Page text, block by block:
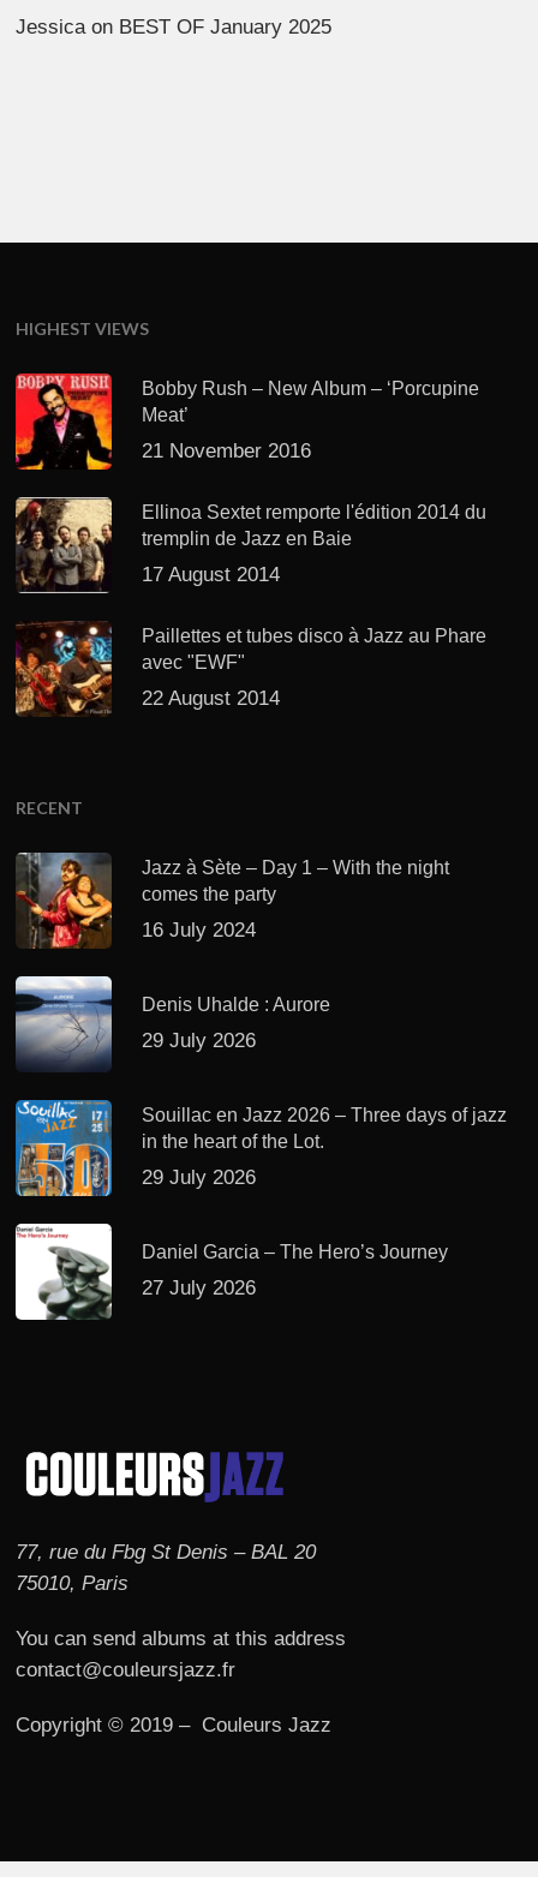
Jessicaon BEST OF January 2025
HIGHEST VIEWS
Bobby Rush – New Album – ‘Porcupine
Meat’
21 November 2016
Ellinoa Sextet remporte l'édition 2014 du
tremplin de Jazz en Baie
17 August 2014
Paillettes et tubes disco à Jazz au Phare
avec "EWF"
22 August 2014
RECENT
Jazz à Sète – Day 1 – With the night
comes the party
16 July 2024
Denis Uhalde : Aurore
29 July 2026
Souillac en Jazz 2026 – Three days of jazz
in the heart of the Lot.
29 July 2026
Daniel Garcia – The Hero’s Journey
27 July 2026
77, rue du Fbg St Denis – BAL 20
75010, Paris
You can send albums at this address
contact@couleursjazz.fr
Copyright © 2019 – Couleurs Jazz